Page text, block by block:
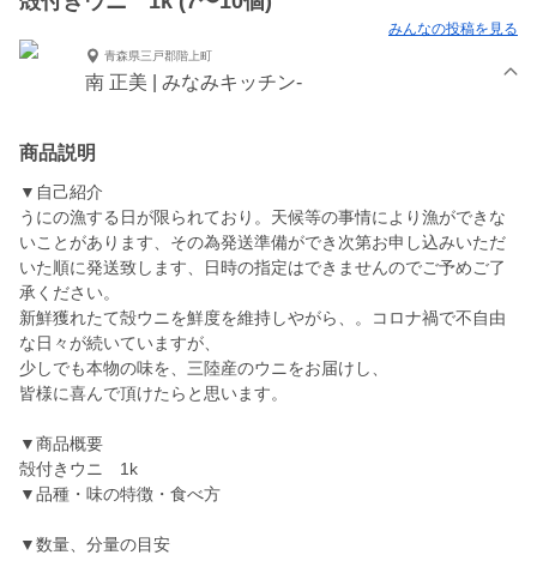
みんなの投稿を見る
青森県三戸郡階上町
南 正美 | みなみキッチン-
商品説明
▼自己紹介
うにの漁する日が限られており。天候等の事情により漁ができな
いことがあります、その為発送準備ができ次第お申し込みいただ
いた順に発送致します、日時の指定はできませんのでご予めご了
承ください。
新鮮獲れたて殻ウニを鮮度を維持しやがら、。コロナ禍で不自由
な日々が続いていますが、
少しでも本物の味を、三陸産のウニをお届けし、
皆様に喜んで頂けたらと思います。
▼商品概要
殻付きウニ 1k
▼品種・味の特徴・食べ方
▼数量、分量の目安